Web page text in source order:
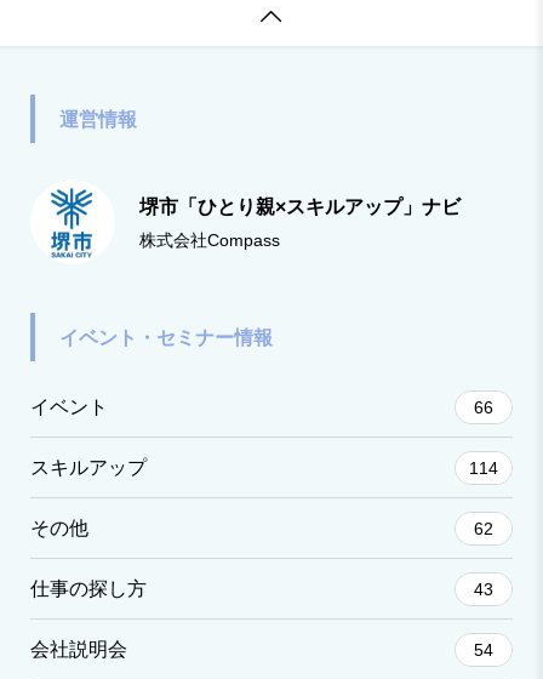

運営情報
堺市「ひとり親×スキルアップ」ナビ
株式会社Compass
イベント・セミナー情報
イベント 66
スキルアップ 114
その他 62
仕事の探し方 43
会社説明会 54